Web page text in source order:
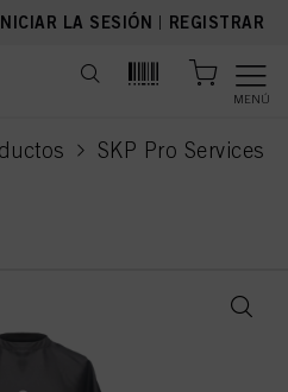
LA SESIÓN | REGISTRAR
MENÚ
SKP Pro Services
current page